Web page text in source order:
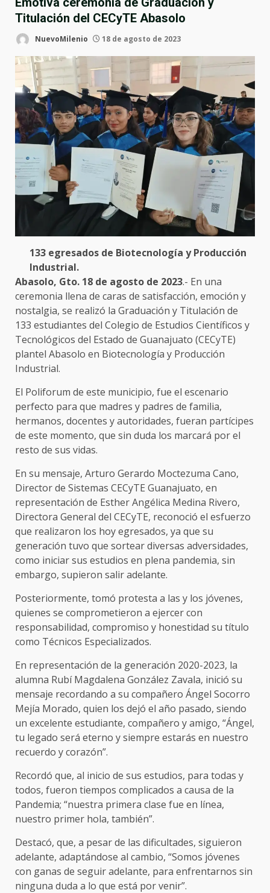
Titulación del CECyTE Abasolo
NuevoMilenio 18 de agosto de 2023
133 egresados de Biotecnología y Producción
Industrial.
Abasolo, Gto. 18 de agosto de 2023.- En una
ceremonia llena de caras de satisfacción, emoción y
nostalgia, se realizó la Graduación y Titulación de
133 estudiantes del Colegio de Estudios Científicos y
Tecnológicos del Estado de Guanajuato (CECyTE)
plantel Abasolo en Biotecnología y Producción
Industrial.
El Poliforum de este municipio, fue el escenario
perfecto para que madres y padres de familia,
hermanos, docentes y autoridades, fueran partícipes
de este momento, que sin duda los marcará por el
resto de sus vidas.
En su mensaje, Arturo Gerardo Moctezuma Cano,
Director de Sistemas CECyTE Guanajuato, en
representación de Esther Angélica Medina Rivero,
Directora General del CECyTE, reconoció el esfuerzo
que realizaron los hoy egresados, ya que su
generación tuvo que sortear diversas adversidades,
como iniciar sus estudios en plena pandemia, sin
embargo, supieron salir adelante.
Posteriormente, tomó protesta a las y los jóvenes,
quienes se comprometieron a ejercer con
responsabilidad, compromiso y honestidad su título
como Técnicos Especializados.
En representación de la generación 2020-2023, la
alumna Rubí Magdalena González Zavala, inició su
mensaje recordando a su compañero Ángel Socorro
Mejía Morado, quien los dejó el año pasado, siendo
un excelente estudiante, compañero y amigo, “Ángel,
tu legado será eterno y siempre estarás en nuestro
recuerdo y corazón”.
Recordó que, al inicio de sus estudios, para todas y
todos, fueron tiempos complicados a causa de la
Pandemia; “nuestra primera clase fue en línea,
nuestro primer hola, también”.
Destacó, que, a pesar de las dificultades, siguieron
adelante, adaptándose al cambio, “Somos jóvenes
con ganas de seguir adelante, para enfrentarnos sin
ninguna duda a lo que está por venir”.